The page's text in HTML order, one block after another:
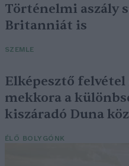
Történelmi aszály
Britanniát is
SZEMLE
Elképesztő
mekkora a
kiszáradó Duna
ÉLŐ BOLYGÓNK